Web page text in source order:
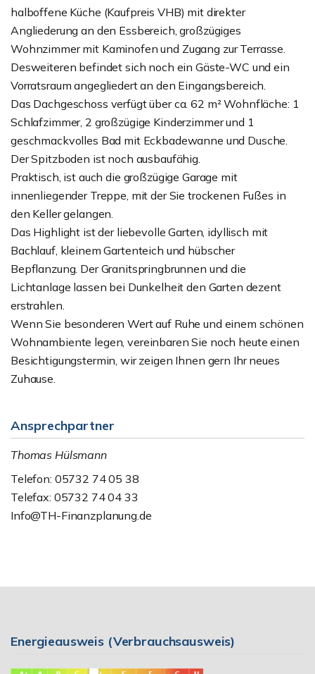
halboffene Küche (Kaufpreis VHB) mit direkter
Angliederung an den Essbereich, großzügiges
Wohnzimmer mit Kaminofen und Zugang zur Terrasse.
Desweiteren befindet sich noch ein Gäste-WC und ein
Vorratsraum angegliedert an den Eingangsbereich.
Das Dachgeschoss verfügt über ca. 62 m² Wohnfläche: 1
Schlafzimmer, 2 großzügige Kinderzimmer und 1
geschmackvolles Bad mit Eckbadewanne und Dusche.
Der Spitzboden ist noch ausbaufähig.
Praktisch, ist auch die großzügige Garage mit
innenliegender Treppe, mit der Sie trockenen Fußes in
den Keller gelangen.
Das Highlight ist der liebevolle Garten, idyllisch mit
Bachlauf, kleinem Gartenteich und hübscher
Bepflanzung. Der Granitspringbrunnen und die
Lichtanlage lassen bei Dunkelheit den Garten dezent
erstrahlen.
Wenn Sie besonderen Wert auf Ruhe und einem schönen
Wohnambiente legen, vereinbaren Sie noch heute einen
Besichtigungstermin, wir zeigen Ihnen gern Ihr neues
Zuhause.
Ansprechpartner
Thomas Hülsmann
Telefon: 05732 74 05 38
Telefax: 05732 74 04 33
Info@TH-Finanzplanung.de
Energieausweis (Verbrauchsausweis)